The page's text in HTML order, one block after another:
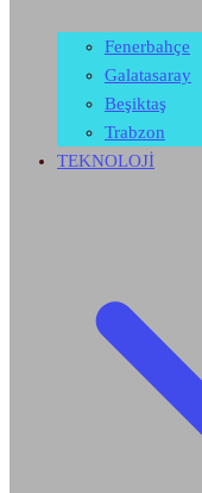
Fenerbahçe
Galatasaray
Beşiktaş
Trabzon
TEKNOLOJİ